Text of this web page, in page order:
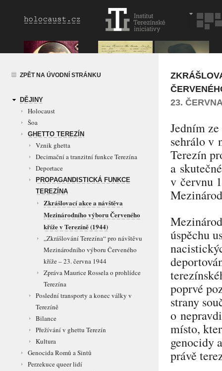
ZPĚT NA ÚVODNÍ STRÁNKU
DĚJINY
Holocaust
Šoa
GHETTO TEREZÍN
Vznik ghetta
Decimační a tranzitní funkce Terezína
Deportace
PROPAGANDISTICKÁ FUNKCE
TEREZÍNA
Zkrášlovací akce a návštěva
Mezinárodního výboru Červeného
kříže v Terezíně (1944)
„Zkrášlování Terezína“ pro návštěvu
Mezinárodního výboru Červeného
kříže – 23. června 1944
Zpráva Maurice Rossela o prohlídce
Terezína
Poslední transporty a konec války v
Terezíně
Bilance
Přežívání v ghettu Terezín
Kultura
Genocida Romů a Sintů
Perzekuce queer lidí
23.
Jedním
sehrálo v
Terezín
a
v červnu
úspěchu
poprvé
strany
o
místo,
genocidy
právě